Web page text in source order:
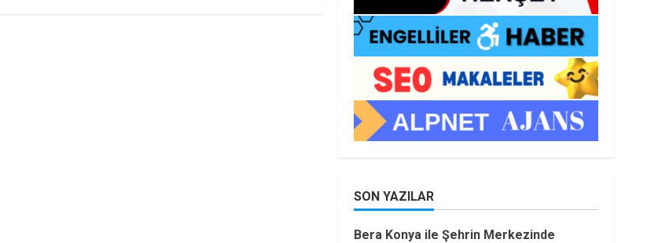
SON YAZILAR
Bera Konya ile Şehrin Merkezinde